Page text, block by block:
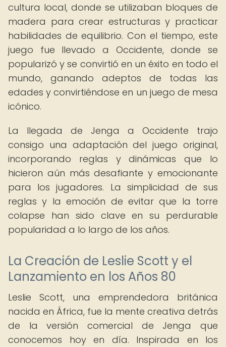
cultura local, donde se utilizaban bloques de
madera para crear estructuras y practicar
habilidades de equilibrio. Con el tiempo, este
juego fue llevado a Occidente, donde se
popularizó y se convirtió en un éxito en todo el
mundo, ganando adeptos de todas las
edades y convirtiéndose en un juego de mesa
icónico.
La llegada de Jenga a Occidente trajo
consigo una adaptación del juego original,
incorporando reglas y dinámicas que lo
hicieron aún más desafiante y emocionante
para los jugadores. La simplicidad de sus
reglas y la emoción de evitar que la torre
colapse han sido clave en su perdurable
popularidad a lo largo de los años.
La Creación de Leslie Scott y el
Lanzamiento en los Años 80
Leslie Scott, una emprendedora británica
nacida en África, fue la mente creativa detrás
de la versión comercial de Jenga que
conocemos hoy en día. Inspirada en los